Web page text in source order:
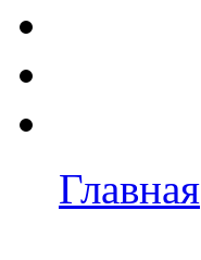
Главная